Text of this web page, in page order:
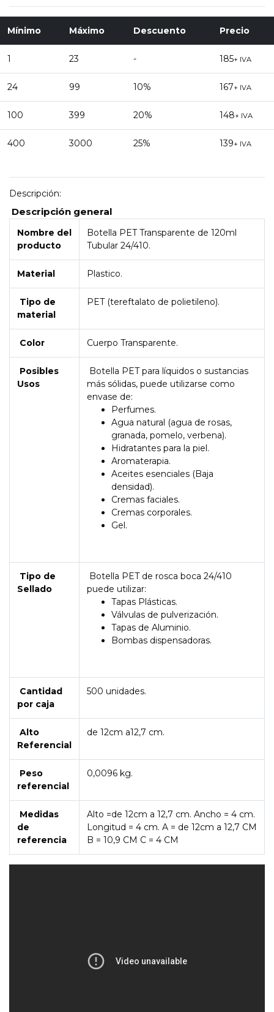
Mínimo Máximo Descuento Precio
1 23 - 185+ IVA
24 99 10% 167+ IVA
100 399 20% 148+ IVA
400 3000 25% 139+ IVA
Descripción:
Descripción general
Nombre del
producto
Botella PET Transparente de 120ml
Tubular 24/410.
Material Plastico.
Tipo de
material
PET (tereftalato de polietileno).
Color Cuerpo Transparente.
Posibles
Usos
Botella PET para líquidos o sustancias
más sólidas, puede utilizarse como
envase de:
Perfumes.
Agua natural (agua de rosas,
granada, pomelo, verbena).
Hidratantes para la piel.
Aromaterapia.
Aceites esenciales (Baja
densidad).
Cremas faciales.
Cremas corporales.
Gel.
Tipo de
Sellado
Botella PET de rosca boca 24/410
puede utilizar:
Tapas Plásticas.
Válvulas de pulverización.
Tapas de Aluminio.
Bombas dispensadoras.
Cantidad
por caja
500 unidades.
Alto
Referencial
de 12cm a12,7 cm.
Peso
referencial
0,0096 kg.
Medidas
de
referencia
Alto =de 12cm a 12,7 cm. Ancho = 4 cm.
Longitud = 4 cm. A = de 12cm a 12,7 CM
B = 10,9 CM C = 4 CM